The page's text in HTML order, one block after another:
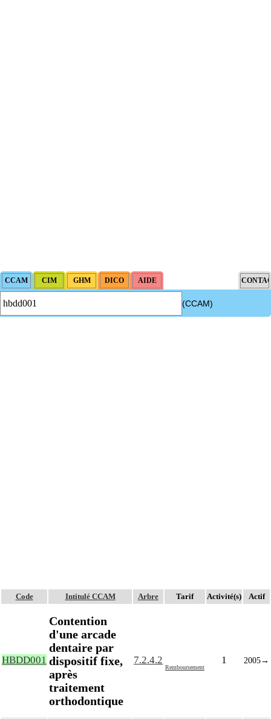
(CCAM)
Code Intitulé CCAM Arbre Tarif Activité(s) Actif
HBDD001
Contention
d'une arcade
dentaire par
dispositif fixe,
après
traitement
orthodontique
7.2.4.2
Remboursement
1 2005→